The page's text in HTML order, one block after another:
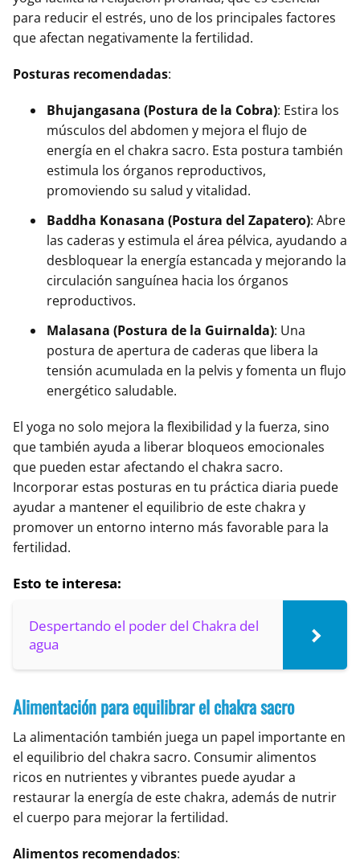
para reducir el estrés, uno de los principales factores
que afectan negativamente la fertilidad.
Posturas recomendadas:
Bhujangasana (Postura de la Cobra): Estira los
músculos del abdomen y mejora el flujo de
energía en el chakra sacro. Esta postura también
estimula los órganos reproductivos,
promoviendo su salud y vitalidad.
Baddha Konasana (Postura del Zapatero): Abre
las caderas y estimula el área pélvica, ayudando a
desbloquear la energía estancada y mejorando la
circulación sanguínea hacia los órganos
reproductivos.
Malasana (Postura de la Guirnalda): Una
postura de apertura de caderas que libera la
tensión acumulada en la pelvis y fomenta un flujo
energético saludable.
El yoga no solo mejora la flexibilidad y la fuerza, sino
que también ayuda a liberar bloqueos emocionales
que pueden estar afectando el chakra sacro.
Incorporar estas posturas en tu práctica diaria puede
ayudar a mantener el equilibrio de este chakra y
promover un entorno interno más favorable para la
fertilidad.
Esto te interesa:
Despertando el poder del Chakra del
agua
Alimentación para equilibrar el chakra sacro
La alimentación también juega un papel importante en
el equilibrio del chakra sacro. Consumir alimentos
ricos en nutrientes y vibrantes puede ayudar a
restaurar la energía de este chakra, además de nutrir
el cuerpo para mejorar la fertilidad.
Alimentos recomendados: